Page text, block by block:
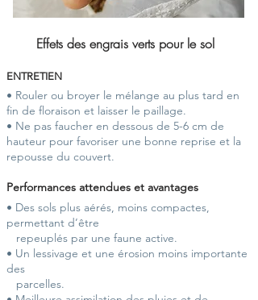
Effets des engrais verts pour le sol
ENTRETIEN
• Rouler ou broyer le mélange au plus tard en
fin de floraison et laisser le paillage.
• Ne pas faucher en dessous de 5-6 cm de
hauteur pour favoriser une bonne reprise et la
repousse du couvert.
Performances attendues et avantages
• Des sols plus aérés, moins compactes,
permettant d’être
repeuplés par une faune active.
• Un lessivage et une érosion moins importante
des
parcelles.